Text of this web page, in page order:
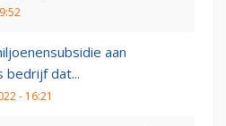
aan
bedrijf dat...
- 16:21